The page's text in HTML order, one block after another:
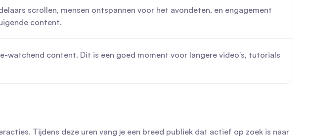
scrollen, mensen ontspannen voor het avondeten, en engagement
content.
watchend content. Dit is een goed moment voor langere video's, tutorials
Tijdens deze uren vang je een breed publiek dat actief op zoek is naar